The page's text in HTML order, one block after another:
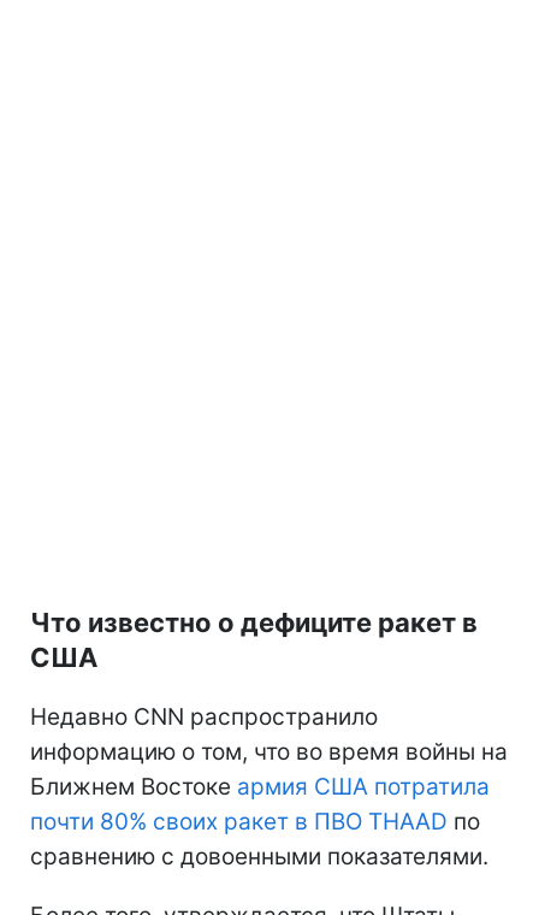
Что известно о дефиците ракет в
США
Недавно CNN распространило
информацию о том, что во время войны на
Ближнем Востоке армия США потратила
почти 80% своих ракет в ПВО THAAD по
сравнению с довоенными показателями.